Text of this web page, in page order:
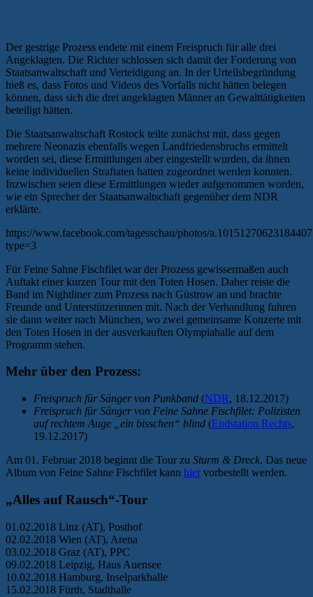
Der gestrige Prozess endete mit einem Freispruch für alle drei
Angeklagten. Die Richter schlossen sich damit der Forderung von
Staatsanwaltschaft und Verteidigung an. In der Urteilsbegründung
hieß es, dass Fotos und Videos des Vorfalls nicht hätten belegen
können, dass sich die drei angeklagten Männer an Gewalttätigkeiten
beteiligt hätten.
Die Staatsanwaltschaft Rostock teilte zunächst mit, dass gegen
mehrere Neonazis ebenfalls wegen Landfriedensbruchs ermittelt
worden sei, diese Ermittlungen aber eingestellt wurden, da ihnen
keine individuellen Straftaten hatten zugeordnet werden konnten.
Inzwischen seien diese Ermittlungen wieder aufgenommen worden,
wie ein Sprecher der Staatsanwaltschaft gegenüber dem NDR
erklärte.
https://www.facebook.com/tagesschau/photos/
type=3
Für Feine Sahne Fischfilet war der Prozess gewissermaßen auch
Auftakt einer kurzen Tour mit den Toten Hosen. Daher reiste die
Band im Nightliner zum Prozess nach Güstrow an und brachte
Freunde und Unterstützerinnen mit. Nach der Verhandlung fuhren
sie dann weiter nach München, wo zwei gemeinsame Konzerte mit
den Toten Hosen in der ausverkauften Olympiahalle auf dem
Programm stehen.
Mehr über den Prozess:
Freispruch für Sänger von Punkband (NDR, 18.12.2017)
Freispruch für Sänger von Feine Sahne Fischfilet: Polizisten
auf rechtem Auge „ein bisschen“ blind (Endstation Rechts,
19.12.2017)
Am 01. Februar 2018 beginnt die Tour zu Sturm & Dreck. Das neue
Album von Feine Sahne Fischfilet kann hier vorbestellt werden.
„Alles auf Rausch“-Tour
01.02.2018 Linz (AT), Posthof
02.02.2018 Wien (AT), Arena
03.02.2018 Graz (AT), PPC
09.02.2018 Leipzig, Haus Auensee
10.02.2018 Hamburg, Inselparkhalle
15.02.2018 Fürth, Stadthalle